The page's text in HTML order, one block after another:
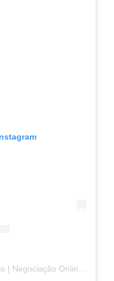
Um post compartilhado por Acerto | Negociação Online (@acerto_negocie)